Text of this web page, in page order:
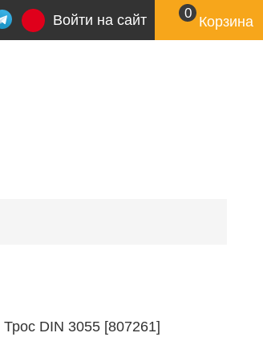
Войти на сайт 0
Корзина
Трос DIN 3055 [807261]